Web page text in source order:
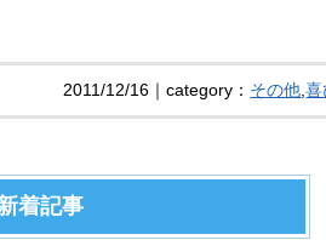
2011/12/16｜category： その他 ,喜
着記事